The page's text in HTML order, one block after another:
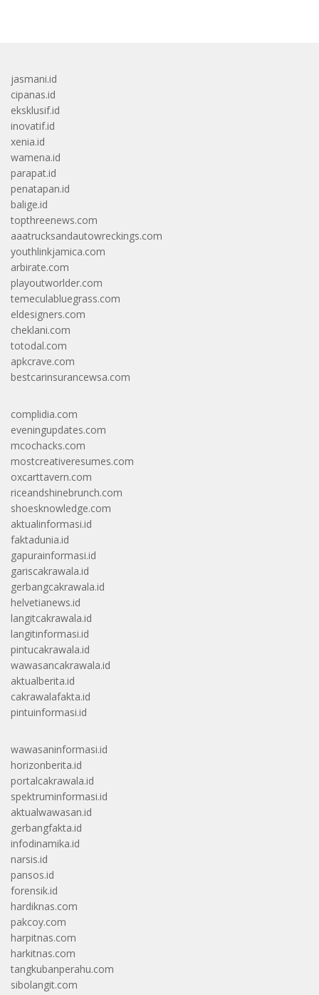
jasmani.id
cipanas.id
eksklusif.id
inovatif.id
xenia.id
wamena.id
parapat.id
penatapan.id
balige.id
topthreenews.com
aaatrucksandautowreckings.com
youthlinkjamica.com
arbirate.com
playoutworlder.com
temeculabluegrass.com
eldesigners.com
cheklani.com
totodal.com
apkcrave.com
bestcarinsurancewsa.com
complidia.com
eveningupdates.com
mcochacks.com
mostcreativeresumes.com
oxcarttavern.com
riceandshinebrunch.com
shoesknowledge.com
aktualinformasi.id
faktadunia.id
gapurainformasi.id
gariscakrawala.id
gerbangcakrawala.id
helvetianews.id
langitcakrawala.id
langitinformasi.id
pintucakrawala.id
wawasancakrawala.id
aktualberita.id
cakrawalafakta.id
pintuinformasi.id
wawasaninformasi.id
horizonberita.id
portalcakrawala.id
spektruminformasi.id
aktualwawasan.id
gerbangfakta.id
infodinamika.id
narsis.id
pansos.id
forensik.id
hardiknas.com
pakcoy.com
harpitnas.com
harkitnas.com
tangkubanperahu.com
sibolangit.com